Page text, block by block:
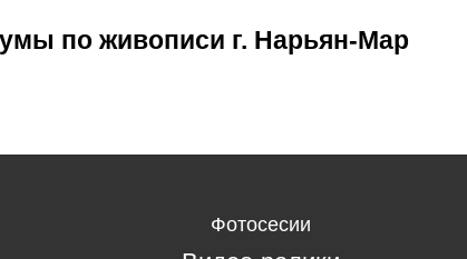
по живописи г. Нарьян-Мар
Фотосесии